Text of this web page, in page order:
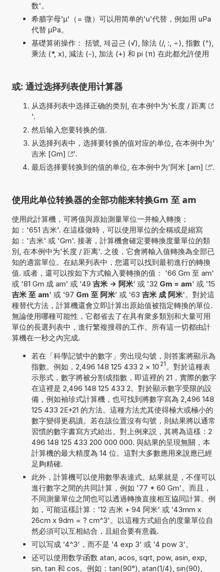
数'。
希腊字母'µ'（= 微）可以用简单的'u'代替，例如用 uPa
代替 µPa。
基礎算術操作： 括號, 제곱근 (√), 除法 (/, :, ÷), 指數 (^),
乘法 (*, x), 減法 (-), 加法 (+) 和 pi (π) 在此都允許使用
或: 通过选择列表使用计算器
从选择列表中选择正确的类别, 在本例中为'长度 / 距离
'.
然后输入您要转换的值.
从选择列表中，选择要转换的值对应的单位, 在本例中为'
吉米 [Gm]
'.
最后选择要转换到的值的单位, 在本例中为'阿米 [am] '.
使用此单位转换器的全部功能来转换Gm 至 am
使用此計算機，可將值與原始測量單位一并輸入轉換；
如：'651 吉米'. 在這樣做時，可以使用單位的全稱或是縮寫
如：'吉米' 或 'Gm'. 接著，計算機會確定要轉換度量單位的類
別, 在本例中为'长度 / 距离'. 之後，它會將輸入值轉換為全部已
知的適當單位。在結果列表中，您還可以找到最初進行的轉換
值. 或者，還可以按如下方式輸入要轉換的值： '66 Gm 至 am'
或 '81 Gm 成 am' 或 '49 吉米 -> 阿米' 或 '32 Gm = am' 或 '15
吉米 至 am' 或 '97 Gm 至 阿米' 或 '63 吉米 成 阿米'。對於這
種替代方法，計算機還會立即計算出原始值被指定轉換的單位.
無論使用哪種可能性，它都省去了在具有衆多類別和大量可用
單位的長選列表中，進行繁複搜尋的工作。所有這一切都由計
算機在一秒之內完成.
若在「科學記號中的數字」旁出現勾號，則答案將顯示為
指數。例如，2,496 148 125 433 2 × 10 21 。對於這種表
示形式，數字將被分割成指數，即這裡的 21，實際的數字
在這裡是 2,496 148 125 433 2。對於顯示數字受限的設
備，例如袖珍式計算機，也可找到將數字寫為 2,496 148
125 433 2E+21 的方法。這種方法尤其使得極大或極小的
數字變得更易讀。若在該位置沒有勾號，則結果將以通常
習慣的數字書寫方式給出。對上例來説，其將為這樣：2
496 148 125 433 200 000 000. 與結果的呈現無關，本
計算機的最大精度為 14 位。這對大多數應用來說應已經
足夠精確.
此外，計算機可以使用數學表達式。結果就是，不僅可以
進行數字之間的共同計算，例如 '77 * 60 Gm'。而且，
不同測量單位之間也可以透過轉換直接相互協同計算。例
如，可能這樣計算：'12 吉米 + 94 阿米' 或 '43mm x
26cm x 9dm = ? cm^3'。以這種方式組合的度量單位自
然必須可以互相結合，且組合要有意義.
可以写成 '4^3'，而不是 '4 exp 3' 或 '4 pow 3'。
还可以使用数学函数 atan, acos, sqrt, pow, asin, exp,
sin, tan 和 cos。例如：tan(90°), atan(1/4), sin(90),